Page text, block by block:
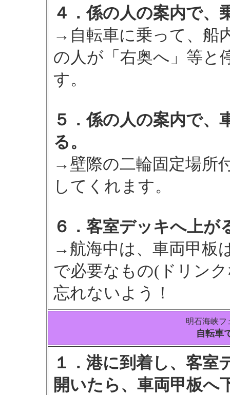
４．係の人の案内で、
→自転車に乗って、船
の人が「右奥へ」等と
す。
５．係の人の案内で、
る。
→壁際の二輪固定場所
してくれます。
６．客室デッキへ上が
→航海中は、車両甲板
で必要なもの(ドリン
忘れないよう！
明石海峡フ
自転車
１．港に到着し、客室
開いたら、車両甲板へ